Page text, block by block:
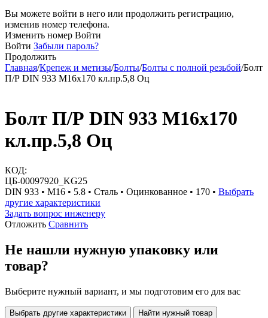
Вы можете войти в него или продолжить регистрацию,
изменив номер телефона.
Изменить номер Войти
Войти Забыли пароль?
Продолжить
Главная/Крепеж и метизы/Болты/Болты с полной резьбой/Болт
П/Р DIN 933 М16х170 кл.пр.5,8 Оц
Болт П/Р DIN 933 М16х170
кл.пр.5,8 Оц
КОД:
ЦБ-00097920_KG25
DIN 933 • М16 • 5.8 • Сталь • Оцинкованное • 170 • Выбрать
другие характеристики
Задать вопрос инженеру
Отложить Сравнить
Не нашли нужную упаковку или
товар?
Выберите нужный вариант, и мы подготовим его для вас
Выбрать другие характеристики Найти нужный товар